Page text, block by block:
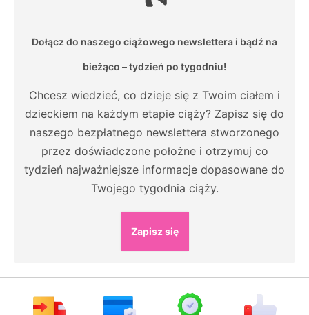
Dołącz do naszego ciążowego newslettera i bądź na
bieżąco – tydzień po tygodniu!
Chcesz wiedzieć, co dzieje się z Twoim ciałem i
dzieckiem na każdym etapie ciąży? Zapisz się do
naszego bezpłatnego newslettera stworzonego
przez doświadczone położne i otrzymuj co
tydzień najważniejsze informacje dopasowane do
Twojego tygodnia ciąży.
Zapisz się